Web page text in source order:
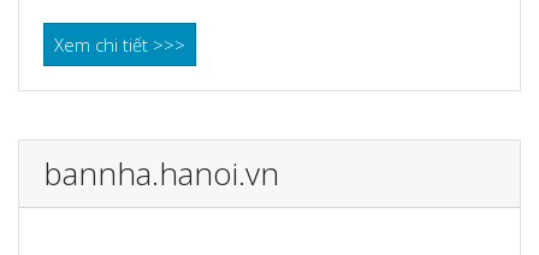
Xem chi tiết >>>
bannha.hanoi.vn